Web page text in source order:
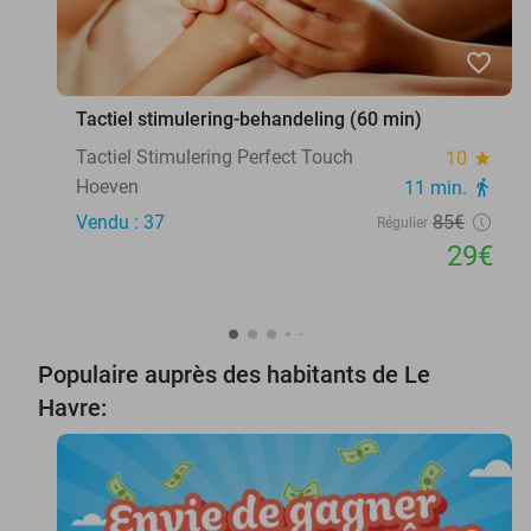
favorite_border
Tactiel stimulering-behandeling (60 min)
Tactiel Stimulering Perfect Touch
10 star
Hoeven 11 min. directions_walk
Vendu : 37 Régulier 85€
29€
Populaire auprès des habitants de Le
Havre: